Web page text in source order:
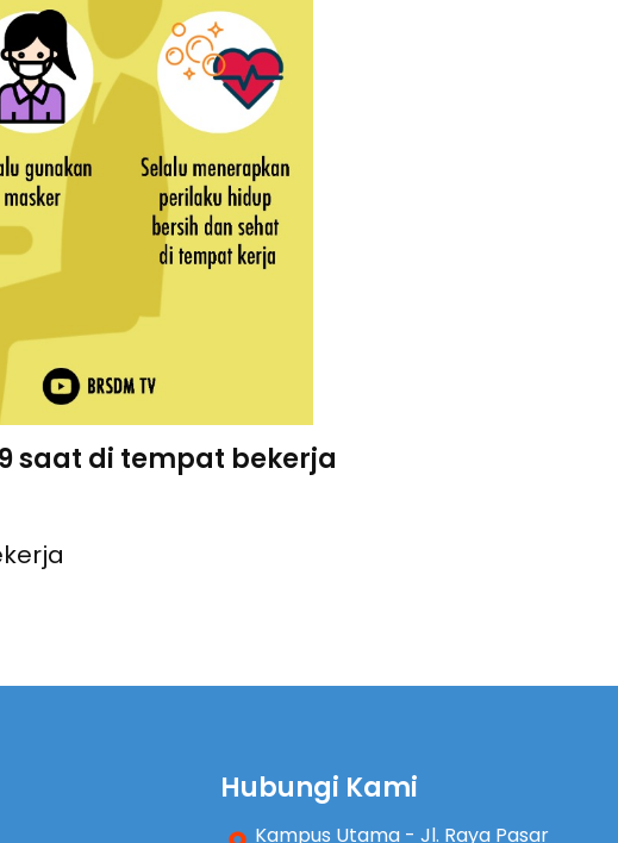
saat di tempat bekerja
Hubungi Kami
Kampus Utama - Jl. Raya Pasar